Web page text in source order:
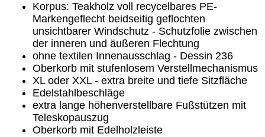
Korpus: Teakholz voll recycelbares PE-
Markengeflecht beidseitig geflochten
unsichtbarer Windschutz - Schutzfolie zwischen
der inneren und äußeren Flechtung
ohne textilen Innenausschlag - Dessin 236
Oberkorb mit stufenlosem Verstellmechanismus
XL oder XXL - extra breite und tiefe Sitzfläche
Edelstahlbeschläge
extra lange höhenverstellbare Fußstützen mit
Teleskopauszug
Oberkorb mit Edelholzleiste